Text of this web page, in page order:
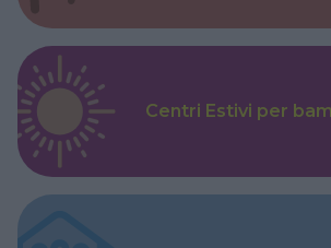
Centri Estivi per